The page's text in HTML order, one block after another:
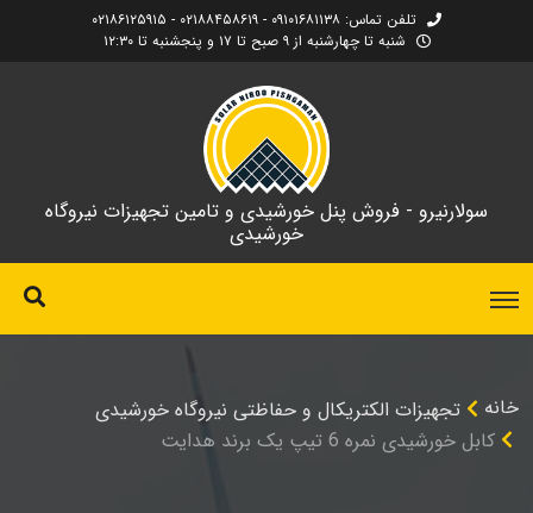
تلفن تماس: ۰۹۱۰۱۶۸۱۱۳۸ - ۰۲۱۸۸۴۵۸۶۱۹ - ۰۲۱۸۶۱۲۵۹۱۵
شنبه تا چهارشنبه از ۹ صبح تا ۱۷ و پنجشنبه تا ۱۲:۳۰
سولارنیرو - فروش پنل خورشیدی و تامین تجهیزات نیروگاه
خورشیدی
خانه
تجهیزات الکتریکال و حفاظتی نیروگاه خورشیدی
کابل خورشیدی نمره 6 تیپ یک برند هدایت